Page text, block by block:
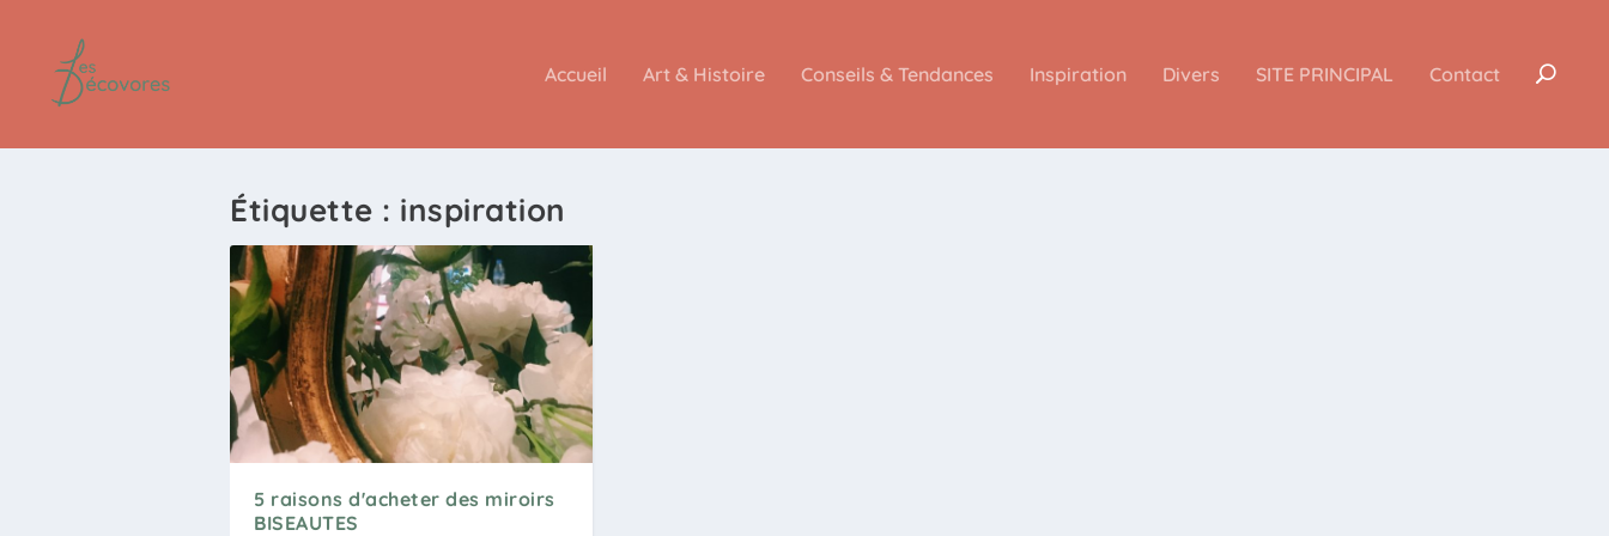
Accueil Art & Histoire Conseils & Tendances Inspiration Divers SITE PRINCIPAL Contact
Étiquette : inspiration
5 raisons d'acheter des miroirs
BISEAUTES